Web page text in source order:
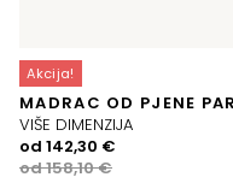
Akcija!
MADRAC OD PJENE
VIŠE DIMENZIJA
od158,10€
Izvorna
cijena
od 142,30 €
Trenutna
cijena